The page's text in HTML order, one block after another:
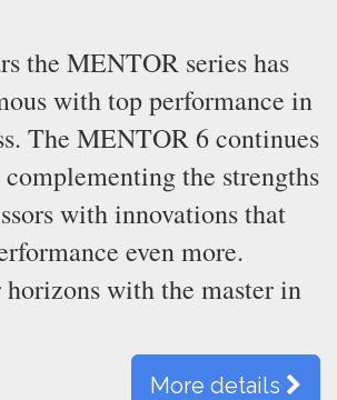
the MENTOR series has
with top performance in
The MENTOR 6 continues
the strengths
with innovations that
even more.
with the master in
More details